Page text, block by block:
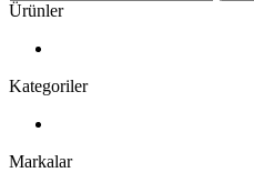
Ürünler
Kategoriler
Markalar